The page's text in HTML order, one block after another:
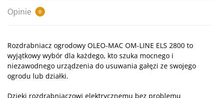
Opinie 0
Rozdrabniacz ogrodowy OLEO-MAC OM-LINE ELS 2800 to
wyjątkowy wybór dla każdego, kto szuka mocnego i
niezawodnego urządzenia do usuwania gałęzi ze swojego
ogrodu lub działki.
Dzięki rozdrabniaczowi elektrycznemu bez problemu